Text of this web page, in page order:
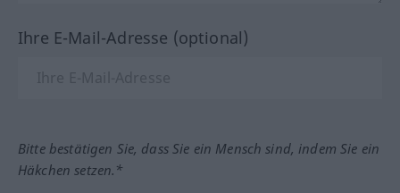
Ihre E-Mail-Adresse (optional)
Bitte bestätigen Sie, dass Sie ein Mensch sind, indem Sie ein
Häkchen setzen.*